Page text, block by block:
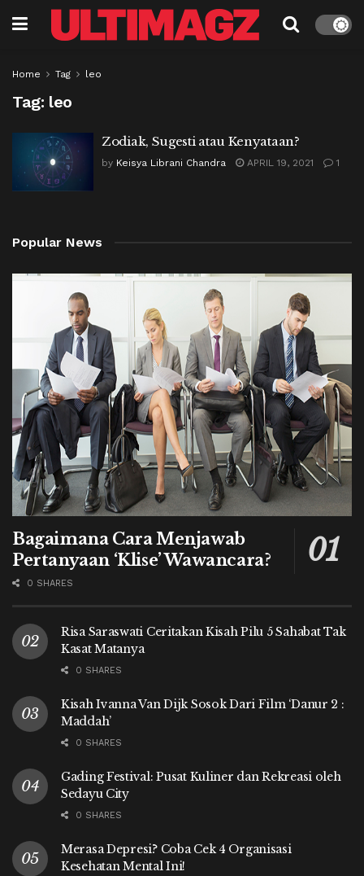
Home Tag leo
Tag: leo
Zodiak, Sugesti atau Kenyataan?
by Keisya Librani Chandra APRIL 19, 2021 1
Popular News
Bagaimana Cara Menjawab
Pertanyaan ‘Klise’ Wawancara?
0 SHARES
Risa Saraswati Ceritakan Kisah Pilu 5 Sahabat Tak
Kasat Matanya
0 SHARES
Kisah Ivanna Van Dijk Sosok Dari Film ‘Danur 2 :
Maddah’
0 SHARES
Gading Festival: Pusat Kuliner dan Rekreasi oleh
Sedayu City
0 SHARES
Merasa Depresi? Coba Cek 4 Organisasi
Kesehatan Mental Ini!